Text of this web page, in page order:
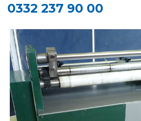
0332 237 90 00